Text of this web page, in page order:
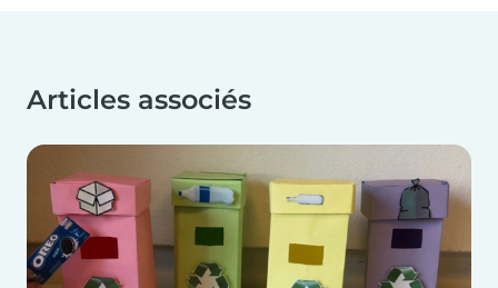
Articles associés